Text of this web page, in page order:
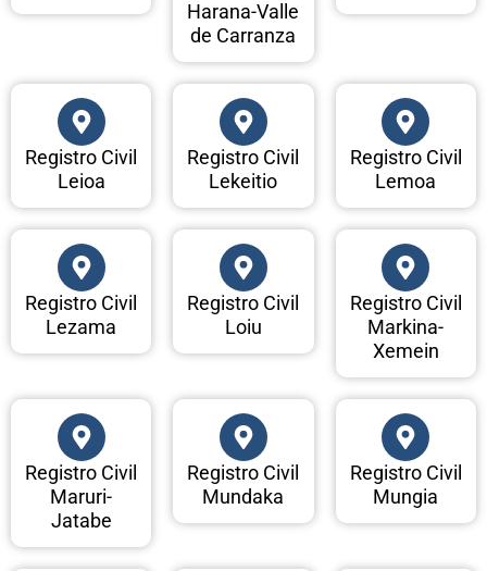
Harana-Valle
de Carranza
Registro Civil
Leioa
Registro Civil
Lekeitio
Registro Civil
Lemoa
Registro Civil
Lezama
Registro Civil
Loiu
Registro Civil
Markina-
Xemein
Registro Civil
Maruri-
Jatabe
Registro Civil
Mundaka
Registro Civil
Mungia